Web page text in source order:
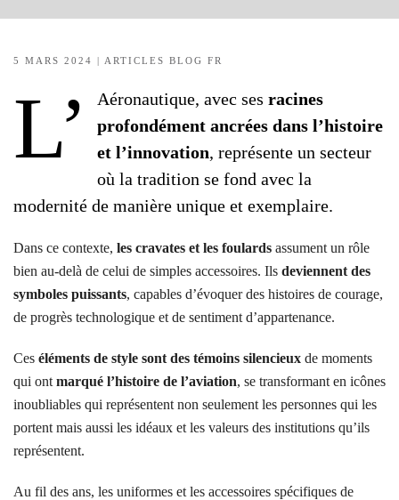
5 MARS 2024 | ARTICLES BLOG FR
L’ Aéronautique, avec ses racines
profondément ancrées dans l’histoire
et l’innovation, représente un secteur
où la tradition se fond avec la
modernité de manière unique et exemplaire.
Dans ce contexte, les cravates et les foulards assument un rôle
bien au-delà de celui de simples accessoires. Ils deviennent des
symboles puissants, capables d’évoquer des histoires de courage,
de progrès technologique et de sentiment d’appartenance.
Ces éléments de style sont des témoins silencieux de moments
qui ont marqué l’histoire de l’aviation, se transformant en icônes
inoubliables qui représentent non seulement les personnes qui les
portent mais aussi les idéaux et les valeurs des institutions qu’ils
représentent.
Au fil des ans, les uniformes et les accessoires spécifiques de